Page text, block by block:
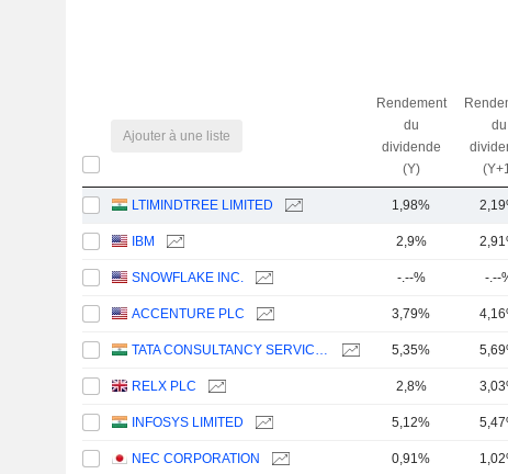
Ajouter à une liste
Rendement
du
dividende
(Y)
du
LTIMINDTREE LIMITED 1,98%
IBM 2,9%
SNOWFLAKE INC. -.--% -.--
ACCENTURE PLC 3,79%
TATA CONSULTANCY SERVICES LTD. 5,35%
RELX PLC 2,8%
INFOSYS LIMITED 5,12%
NEC CORPORATION 0,91%